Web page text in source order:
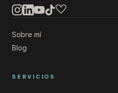
Sobre mí
Blog
SERVICIOS